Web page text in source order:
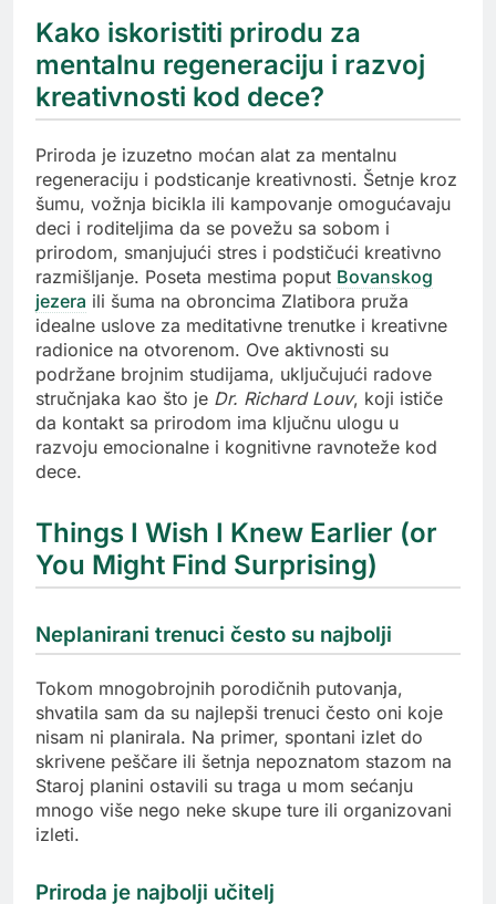
Kako iskoristiti prirodu za
mentalnu regeneraciju i razvoj
kreativnosti kod dece?
Priroda je izuzetno moćan alat za mentalnu
regeneraciju i podsticanje kreativnosti. Šetnje kroz
šumu, vožnja bicikla ili kampovanje omogućavaju
deci i roditeljima da se povežu sa sobom i
prirodom, smanjujući stres i podstičući kreativno
razmišljanje. Poseta mestima poput Bovanskog
jezera ili šuma na obroncima Zlatibora pruža
idealne uslove za meditativne trenutke i kreativne
radionice na otvorenom. Ove aktivnosti su
podržane brojnim studijama, uključujući radove
stručnjaka kao što je Dr. Richard Louv, koji ističe
da kontakt sa prirodom ima ključnu ulogu u
razvoju emocionalne i kognitivne ravnoteže kod
dece.
Things I Wish I Knew Earlier (or
You Might Find Surprising)
Neplanirani trenuci često su najbolji
Tokom mnogobrojnih porodičnih putovanja,
shvatila sam da su najlepši trenuci često oni koje
nisam ni planirala. Na primer, spontani izlet do
skrivene peščare ili šetnja nepoznatom stazom na
Staroj planini ostavili su traga u mom sećanju
mnogo više nego neke skupe ture ili organizovani
izleti.
Priroda je najbolji učitelj